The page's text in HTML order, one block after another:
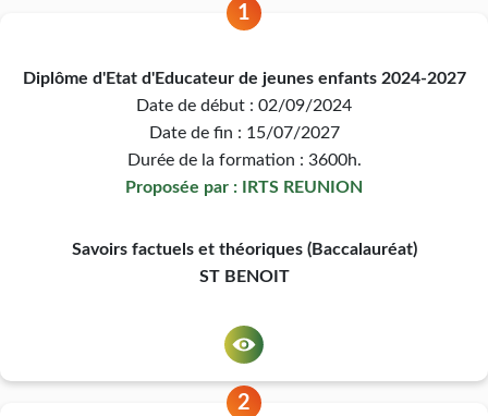
1
Diplôme d'Etat d'Educateur de jeunes enfants 2024-2027
Date de début : 02/09/2024
Date de fin : 15/07/2027
Durée de la formation : 3600h.
Proposée par : IRTS REUNION
Savoirs factuels et théoriques (Baccalauréat)
ST BENOIT
2